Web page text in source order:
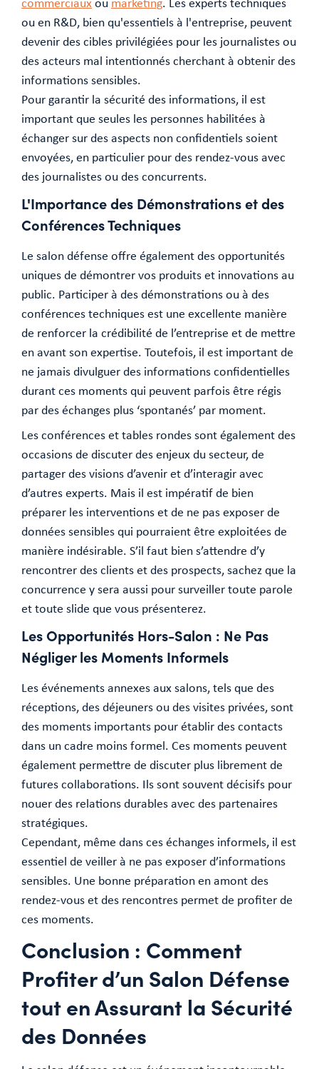
ou en R&D, bien qu'essentiels à l'entreprise, peuvent
devenir des cibles privilégiées pour les journalistes ou
des acteurs mal intentionnés cherchant à obtenir des
informations sensibles.
Pour garantir la sécurité des informations, il est
important que seules les personnes habilitées à
échanger sur des aspects non confidentiels soient
envoyées, en particulier pour des rendez-vous avec
des journalistes ou des concurrents.
L'Importance des Démonstrations et des
Conférences Techniques
Le salon défense offre également des opportunités
uniques de démontrer vos produits et innovations au
public. Participer à des démonstrations ou à des
conférences techniques est une excellente manière
de renforcer la crédibilité de l’entreprise et de mettre
en avant son expertise. Toutefois, il est important de
ne jamais divulguer des informations confidentielles
durant ces moments qui peuvent parfois être régis
par des échanges plus ‘spontanés’ par moment.
Les conférences et tables rondes sont également des
occasions de discuter des enjeux du secteur, de
partager des visions d’avenir et d’interagir avec
d’autres experts. Mais il est impératif de bien
préparer les interventions et de ne pas exposer de
données sensibles qui pourraient être exploitées de
manière indésirable. S’il faut bien s’attendre d’y
rencontrer des clients et des prospects, sachez que la
concurrence y sera aussi pour surveiller toute parole
et toute slide que vous présenterez.
Les Opportunités Hors-Salon : Ne Pas
Négliger les Moments Informels
Les événements annexes aux salons, tels que des
réceptions, des déjeuners ou des visites privées, sont
des moments importants pour établir des contacts
dans un cadre moins formel. Ces moments peuvent
également permettre de discuter plus librement de
futures collaborations. Ils sont souvent décisifs pour
nouer des relations durables avec des partenaires
stratégiques.
Cependant, même dans ces échanges informels, il est
essentiel de veiller à ne pas exposer d’informations
sensibles. Une bonne préparation en amont des
rendez-vous et des rencontres permet de profiter de
ces moments.
Conclusion : Comment
Profiter d’un Salon Défense
tout en Assurant la Sécurité
des Données